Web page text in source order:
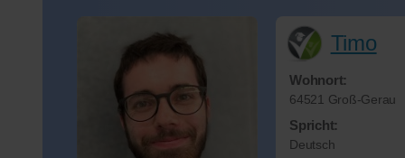
Timo
Wohnort:
64521 Groß-Gerau
Spricht:
Deutsch